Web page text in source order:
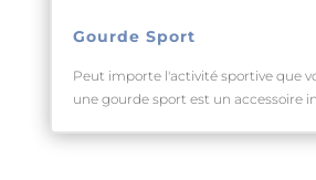
Gourde Sport
Peut importe l'activité sportive que
une gourde sport est un accessoire